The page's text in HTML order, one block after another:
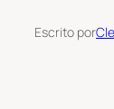
Escrito por